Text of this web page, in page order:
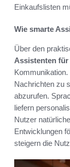
Einkaufslisten
Wie smarte
Über den
Assistenten
Nachrichten zu
abzurufen.
liefern
Nutzer
Entwicklungen
steigern die